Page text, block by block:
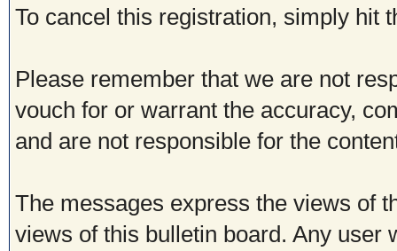
To cancel this registration, simply hit
Please remember that we are not
vouch for or warrant the accuracy,
and are not responsible for the
The messages express the views of
views of this bulletin board. Any user